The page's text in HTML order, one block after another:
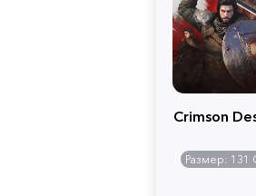
Crimson
Размер: 131